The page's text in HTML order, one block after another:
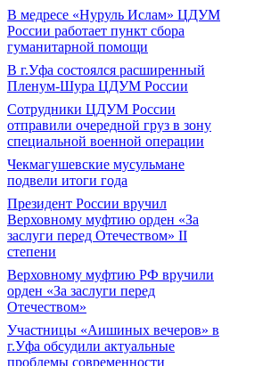
В медресе «Нуруль Ислам» ЦДУМ
России работает пункт сбора
гуманитарной помощи
В г.Уфа состоялся расширенный
Пленум-Шура ЦДУМ России
Сотрудники ЦДУМ России
отправили очередной груз в зону
специальной военной операции
Чекмагушевские мусульмане
подвели итоги года
Президент России вручил
Верховному муфтию орден «За
заслуги перед Отечеством» II
степени
Верховному муфтию РФ вручили
орден «За заслуги перед
Отечеством»
Участницы «Аишиных вечеров» в
г.Уфа обсудили актуальные
проблемы современности